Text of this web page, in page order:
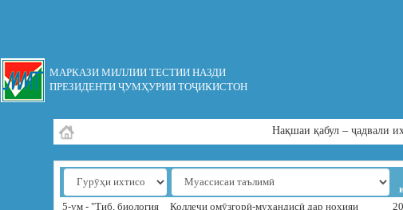
МАРКАЗИ МИЛЛИИ ТЕСТИИ НАЗДИ
ПРЕЗИДЕНТИ ҶУМҲУРИИ ТОҶИКИСТОН
Нақшаи қабул – ҷадвали
5-ум - "Тиб, биология
Коллеҷи омӯзгорӣ-муҳандисӣ дар ноҳияи